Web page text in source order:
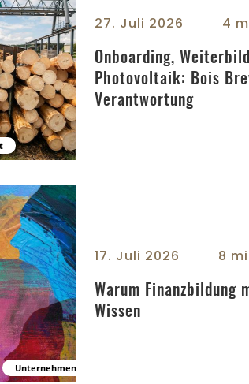
27. Juli 2026 4
Onboarding,
Photovoltaik: Bois
Verantwortung
mehr ist als Wissen - center
Unternehmen
17. Juli 2026 8
Warum Finanzbildung
Wissen